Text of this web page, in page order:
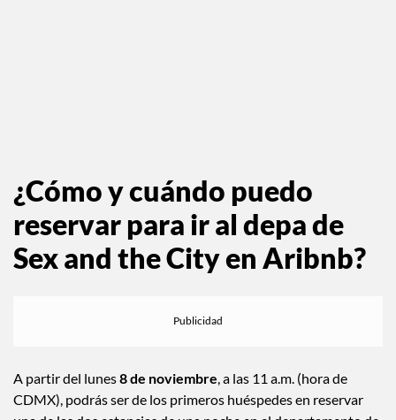
¿Cómo y cuándo puedo
reservar para ir al depa de
Sex and the City en Aribnb?
A partir del lunes8 de noviembre , a las 11 a.m. (hora de
CDMX), podrás ser de los primeros huéspedes en reservar